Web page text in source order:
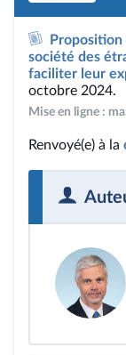
société des
faciliter leur
octobre 2024.
Mise en ligne :
Renvoyé(e) à la